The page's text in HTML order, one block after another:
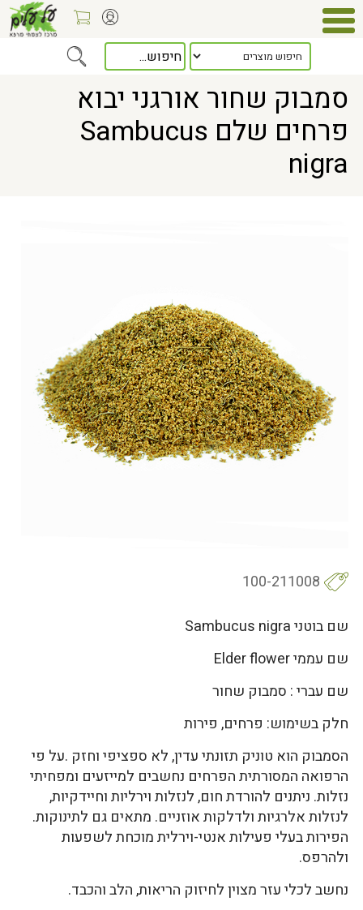
> סמבוק שחור אורגני יבוא פרחים שלם Sambucus nigra
סמבוק שחור אורגני יבוא
פרחים שלם Sambucus
nigra
100-211008
שם בוטני Sambucus nigra
שם עממי Elder flower
שם עברי : סמבוק שחור
חלק בשימוש: פרחים, פירות
הסמבוק הוא טוניק תזונתי עדין, לא ספציפי וחזק .על פי
הרפואה המסורתית הפרחים נחשבים למייזעים ומפחיתי
נזלות. ניתנים להורדת חום, לנזלות וירליות וחיידקיות,
לנזלות אלרגיות ולדלקות אוזניים. מתאים גם לתינוקות.
הפירות בעלי פעילות אנטי-וירלית מוכחת לשפעות
ולהרפס.
נחשב לכלי עזר מצוין לחיזוק הריאות, הלב והכבד.